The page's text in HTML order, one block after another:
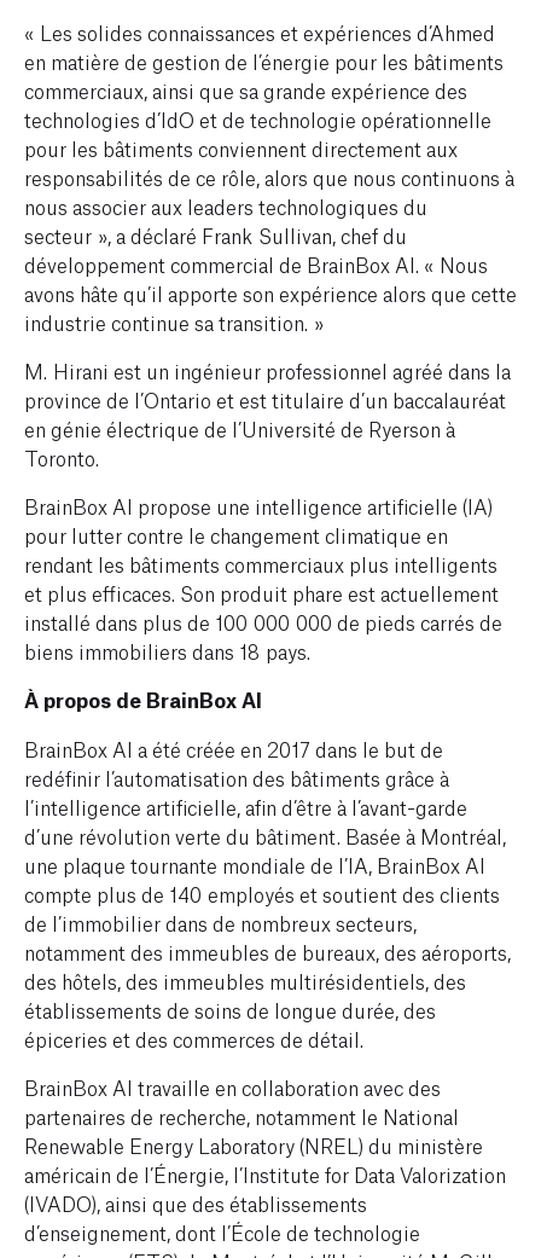
« Les solides connaissances et expériences d’Ahmed
en matière de gestion de l’énergie pour les bâtiments
commerciaux, ainsi que sa grande expérience des
technologies d’IdO et de technologie opérationnelle
pour les bâtiments conviennent directement aux
responsabilités de ce rôle, alors que nous continuons à
nous associer aux leaders technologiques du
secteur », a déclaré Frank Sullivan, chef du
développement commercial de BrainBox AI. « Nous
avons hâte qu’il apporte son expérience alors que cette
industrie continue sa transition. »
M. Hirani est un ingénieur professionnel agréé dans la
province de l’Ontario et est titulaire d’un baccalauréat
en génie électrique de l’Université de Ryerson à
Toronto.
BrainBox AI propose une intelligence artificielle (IA)
pour lutter contre le changement climatique en
rendant les bâtiments commerciaux plus intelligents
et plus efficaces. Son produit phare est actuellement
installé dans plus de 100 000 000 de pieds carrés de
biens immobiliers dans 18 pays.
À propos de BrainBox AI
BrainBox AI a été créée en 2017 dans le but de
redéfinir l’automatisation des bâtiments grâce à
l’intelligence artificielle, afin d’être à l’avant-garde
d’une révolution verte du bâtiment. Basée à Montréal,
une plaque tournante mondiale de l’IA, BrainBox AI
compte plus de 140 employés et soutient des clients
de l’immobilier dans de nombreux secteurs,
notamment des immeubles de bureaux, des aéroports,
des hôtels, des immeubles multirésidentiels, des
établissements de soins de longue durée, des
épiceries et des commerces de détail.
BrainBox AI travaille en collaboration avec des
partenaires de recherche, notamment le National
Renewable Energy Laboratory (NREL) du ministère
américain de l’Énergie, l’Institute for Data Valorization
(IVADO), ainsi que des établissements
d’enseignement, dont l’École de technologie